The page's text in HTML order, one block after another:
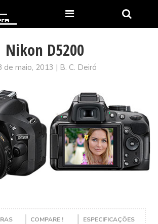
Nikon D5200
de maio, 2013 | B. C. Deiró
COMPARE ! ESPECIFICAÇÕES